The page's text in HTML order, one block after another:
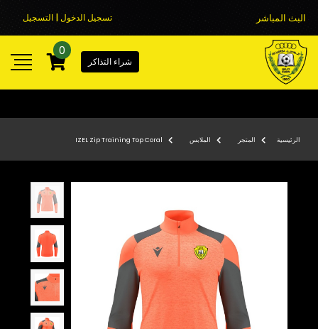
البث المباشر تسجيل الدخول | التسجيل
شراء التذاكر
0
الرئيسية المتجر الملابس IZEL Zip Training Top Coral